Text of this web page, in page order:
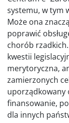
systemu, w tym
Może ona
poprawić
chorób
kwestii
merytoryczna,
zamierzonych
uporządkowany
finansowanie,
dla innych